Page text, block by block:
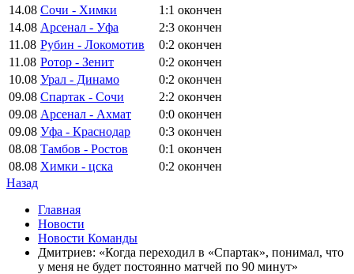
14.08 Сочи - Химки 1:1 окончен
14.08 Арсенал - Уфа 2:3 окончен
11.08 Рубин - Локомотив 0:2 окончен
11.08 Ротор - Зенит 0:2 окончен
10.08 Урал - Динамо 0:2 окончен
09.08 Спартак - Сочи 2:2 окончен
09.08 Арсенал - Ахмат 0:0 окончен
09.08 Уфа - Краснодар 0:3 окончен
08.08 Тамбов - Ростов 0:1 окончен
08.08 Химки - цска 0:2 окончен
Назад
Главная
Новости
Новости Команды
Дмитриев: «Когда переходил в «Спартак», понимал, что
у меня не будет постоянно матчей по 90 минут»